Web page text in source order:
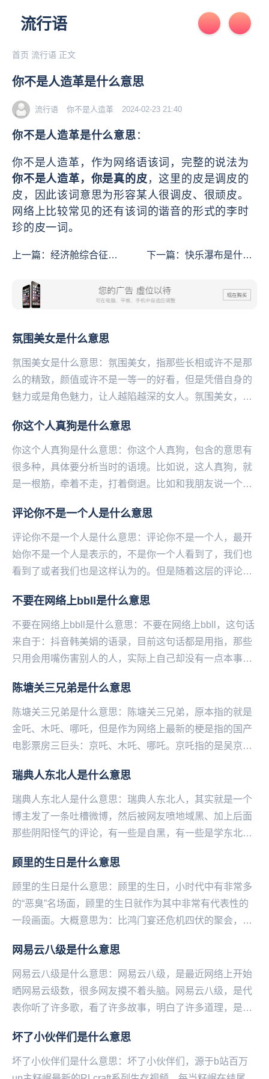
流行语
首页 流行语 正文
你不是人造革是什么意思
流行语 你不是人造革 2024-02-23 21:40
你不是人造革是什么意思 ：
你不是人造革， 作为网络语该词，完整的说法为
你不是人造革，你是真的皮 ，这里的皮是调皮的
皮，因此该词意思为形容某人很调皮、很顽皮。
网络上比较常见的还有该词的谐音的形式的李时
珍的皮一词。
上一篇： 经济舱综合征是
下一篇：快乐瀑布是什么
氛围美女是什么意思
氛围美女是什么意思：氛围美女，指那些长相或许不是那
么的精致，颜值或许不是一等一的好看，但是凭借自身的
魅力或是角色魅力，让人越陷越深的女人。氛围美女，就
气...
你这个人真狗是什么意思
你这个人真狗是什么意思：你这个人真狗，包含的意思有
很多种，具体要分析当时的语境。比如说，这人真狗，就
是一根筋，牵着不走，打着倒退。比如和我朋友说一个别
可...
​评论你不是一个人是什么意思
评论你不是一个人是什么意思：评论你不是一个人，最开
始你不是一个人是表示的，不是你一个人看到了，我们也
看到了或者我们也是这样认为的。但是随着这层的评论都
不...
不要在网络上bbll是什么意思
不要在网络上bbll是什么意思：不要在网络上bbll，这句话
来自于：抖音韩美娟的语录，目前这句话都是用指，那些
只用会用嘴伤害别人的人，实际上自己却没有一点本事，
陈塘关三兄弟是什么意思
陈塘关三兄弟是什么意思：陈塘关三兄弟，原本指的就是
金吒、木吒、哪吒，但是作为网络上最新的梗是指的国产
电影票房三巨头：京吒、木吒、哪吒。京吒指的是吴京主
瑞典人东北人是什么意思
瑞典人东北人是什么意思：瑞典人东北人，其实就是一个
博主发了一条吐槽微博，然后被网友喷地域黑、加上后面
那些阴阳怪气的评论，有一些是自黑，有一些是学东北人
说...
顾里的生日是什么意思
顾里的生日是什么意思：顾里的生日，小时代中有非常多
的“恶臭”名场面，顾里的生日就作为其中非常有代表性的
一段画面。大概意思为：比鸿门宴还危机四伏的聚会，人
网易云八级是什么意思
网易云八级是什么意思：网易云八级，是最近网络上开始
晒网易云级数，很多网友摸不着头脑。网易云八级，是代
表你听了许多歌，看了许多故事，明白了许多道理，是个
了，...
坏了小伙伴们是什么意思
坏了小伙伴们是什么意思：坏了小伙伴们，源于b站百万